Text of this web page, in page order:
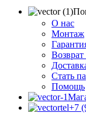
О нас
Монтаж
Стать
Помощь
+7